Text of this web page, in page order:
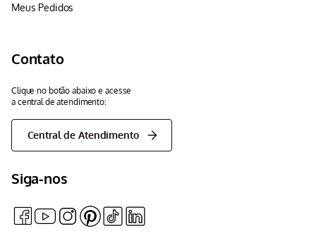
Meus Pedidos
Contato
Clique no botão abaixo e acesse
a central de atendimento:
Central de Atendimento
Siga-nos